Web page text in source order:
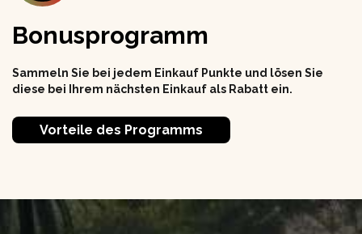
Bonusprogramm
Sammeln Sie bei jedem Einkauf Punkte und lösen Sie
diese bei Ihrem nächsten Einkauf als Rabatt ein.
Vorteile des Programms